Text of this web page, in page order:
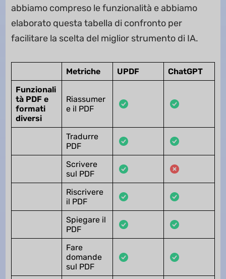
abbiamo compreso le funzionalità e abbiamo
elaborato questa tabella di confronto per
facilitare la scelta del miglior strumento di IA.
Metriche UPDF
ChatGPT
Funzionali
tà PDF e
formati
diversi
Riassumer
e il PDF
Tradurre
PDF
Scrivere
sul PDF
Riscrivere
il PDF
Spiegare il
PDF
Fare
domande
sul PDF